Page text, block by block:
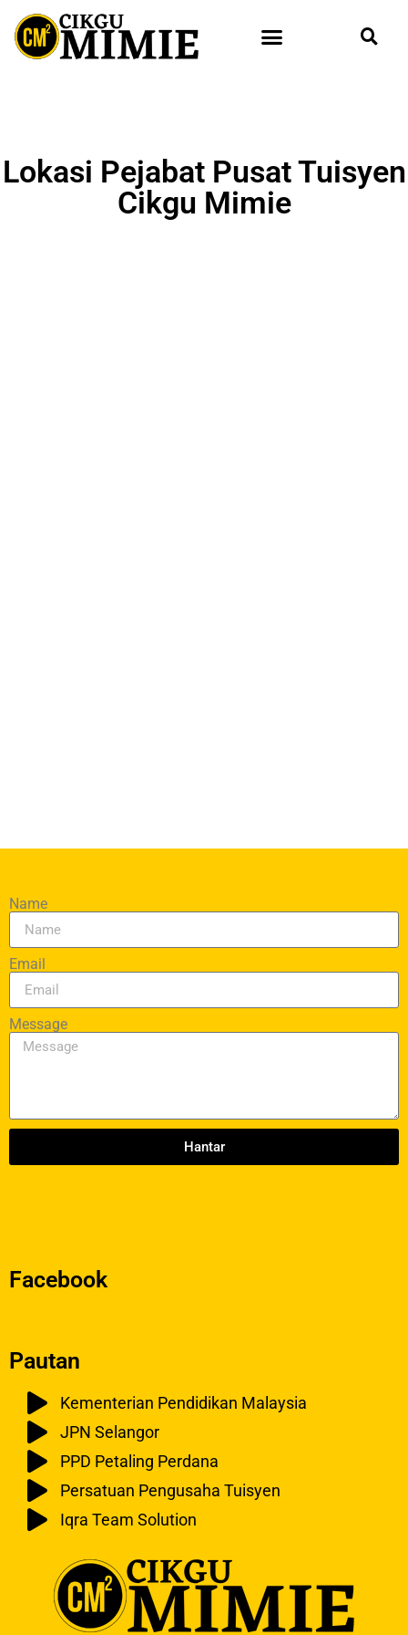
Lokasi Pejabat Pusat Tuisyen
Cikgu Mimie
Name
Email
Message
Hantar
Facebook
Pautan
Kementerian Pendidikan Malaysia
JPN Selangor
PPD Petaling Perdana
Persatuan Pengusaha Tuisyen
Iqra Team Solution